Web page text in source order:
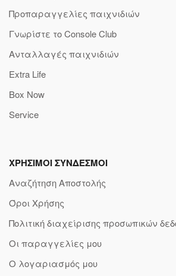
Προπαραγγελίες παιχνιδιών
Γνωρίστε το Console Club
Ανταλλαγές παιχνιδιών
Extra Life
Box Now
Service
ΧΡΗΣΙΜΟΙ ΣΥΝΔΕΣΜΟΙ
Αναζήτηση Αποστολής
Όροι Χρήσης
Πολιτική διαχείρισης προσωπικών
Οι παραγγελίες μου
Ο λογαριασμός μου